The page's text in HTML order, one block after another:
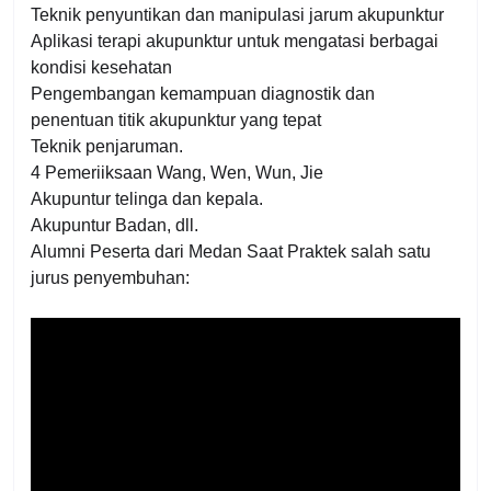
Teknik penyuntikan dan manipulasi jarum akupunktur
Aplikasi terapi akupunktur untuk mengatasi berbagai
kondisi kesehatan
Pengembangan kemampuan diagnostik dan
penentuan titik akupunktur yang tepat
Teknik penjaruman.
4 Pemeriiksaan Wang, Wen, Wun, Jie
Akupuntur telinga dan kepala.
Akupuntur Badan, dll.
Alumni Peserta dari Medan Saat Praktek salah satu
jurus penyembuhan: